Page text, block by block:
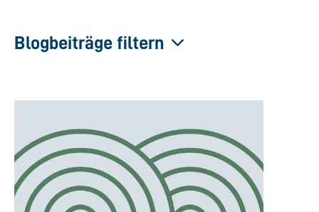
Blogbeiträge filtern